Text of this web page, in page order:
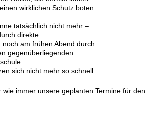
wirklichen Schutz boten.
tatsächlich nicht mehr –
direkte
noch am frühen Abend durch
gegenüberliegenden
sich nicht mehr so schnell
wie immer unsere geplanten Termine für den